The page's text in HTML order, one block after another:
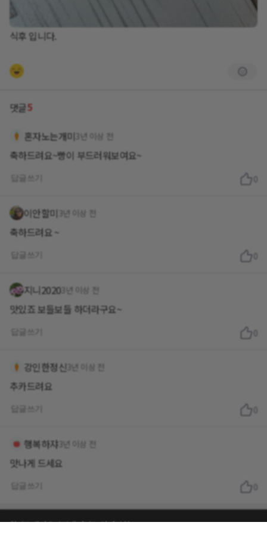
식후 입니다.
댓글5
혼자노는개미 3년 이상 전
축하드려요~빵이 부드러워보여요~
이안할미 3년 이상 전
축하드려요 ~
지니20203년 이상 전
맛있죠 보들보들 하더라구요~
강인한정신 3년 이상 전
추카드려요
행복하쟈3년 이상 전
맛나게 드세요
회사소개이용약관개인정보 처리방침